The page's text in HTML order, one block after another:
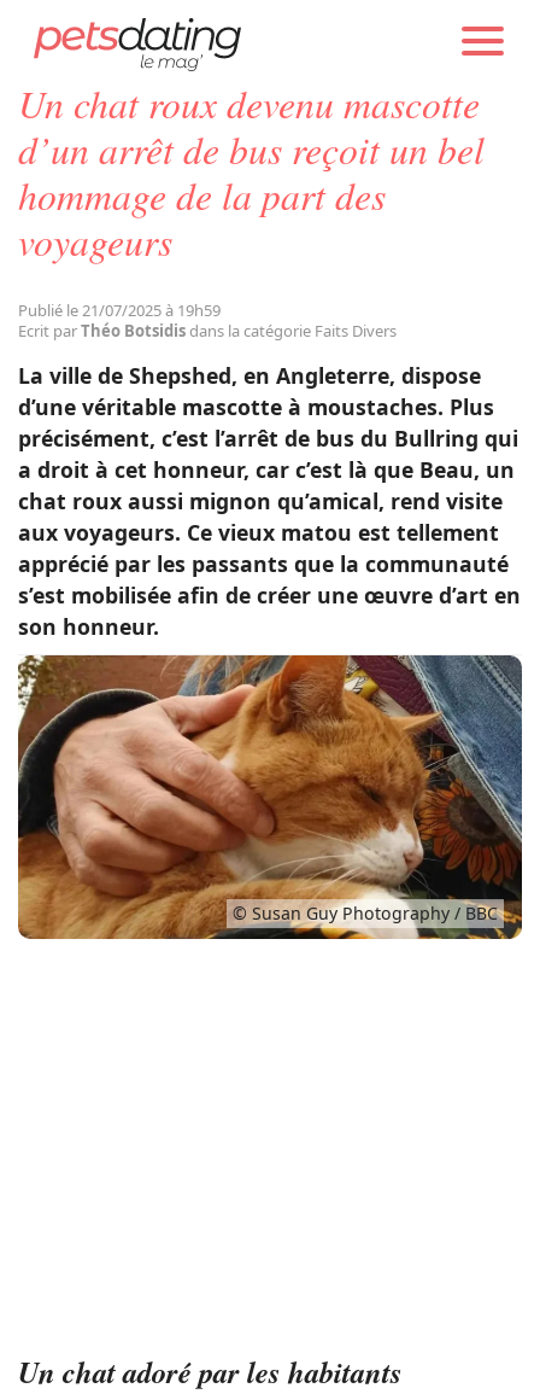
Chien
Chat
Tops
Sauvetages
Conso
PETS DATING ACTUALITÉS FAITS DIVERS
Un chat roux devenu mascotte
d’un arrêt de bus reçoit un bel
hommage de la part des
voyageurs
Publié le 21/07/2025 à 19h59
Ecrit parThéo Botsidisdans la catégorie Faits Divers
La ville de Shepshed, en Angleterre, dispose
d’une véritable mascotte à moustaches. Plus
précisément, c’est l’arrêt de bus du Bullring qui
a droit à cet honneur, car c’est là que Beau, un
chat roux aussi mignon qu’amical, rend visite
aux voyageurs. Ce vieux matou est tellement
apprécié par les passants que la communauté
s’est mobilisée afin de créer une œuvre d’art en
son honneur.
© Susan Guy Photography / BBC
Un chat adoré par les habitants